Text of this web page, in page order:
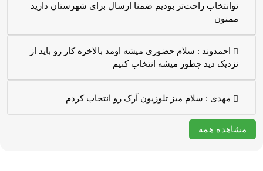
توانتخاب راحت‌تر بودیم ضمنا ارسال برای شهرستان دارید
ممنون
احمدوند : سلام حضوری میشه اومد بالاخره کار رو باید از
نزدیک دید چطور میشه انتخاب کنیم
مهدی : سلام میز تلوزیون آرک رو انتخاب کردم
مشاهده همه